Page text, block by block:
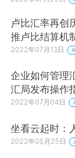
卢比汇率再创
推卢比结算机
2022年07月13日
企业如何管理
汇局发布操作
2022年07月04日
坐看云起时：
2022年05月25日